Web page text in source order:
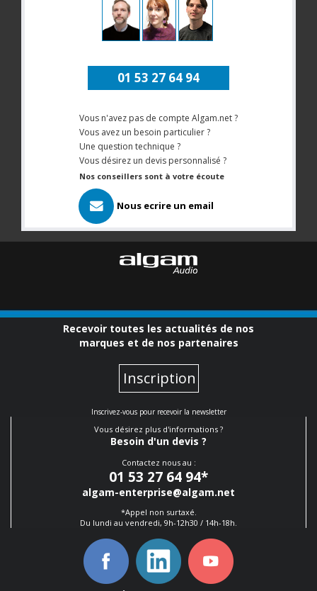
01 53 27 64 94
Vous n'avez pas de compte Algam.net ?
Vous avez un besoin particulier ?
Une question technique ?
Vous désirez un devis personnalisé ?
Nos conseillers sont à votre écoute
Nous ecrire un email
Recevoir toutes les actualités de nos
marques et de nos partenaires
Inscription
Inscrivez-vous pour recevoir la newsletter
Vous désirez plus d'informations ?
Besoin d'un devis ?
Contactez nous au :
01 53 27 64 94*
algam-enterprise@algam.net
*Appel non surtaxé.
Du lundi au vendredi, 9h-12h30 / 14h-18h.